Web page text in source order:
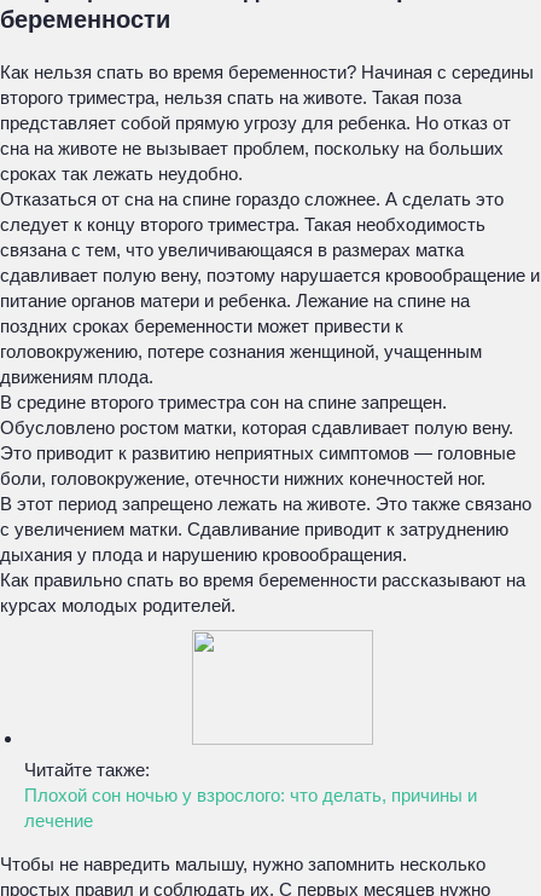
беременности
Как нельзя спать во время беременности? Начиная с середины
второго триместра, нельзя спать на животе. Такая поза
представляет собой прямую угрозу для ребенка. Но отказ от
сна на животе не вызывает проблем, поскольку на больших
сроках так лежать неудобно.
Отказаться от сна на спине гораздо сложнее. А сделать это
следует к концу второго триместра. Такая необходимость
связана с тем, что увеличивающаяся в размерах матка
сдавливает полую вену, поэтому нарушается кровообращение и
питание органов матери и ребенка. Лежание на спине на
поздних сроках беременности может привести к
головокружению, потере сознания женщиной, учащенным
движениям плода.
В средине второго триместра сон на спине запрещен.
Обусловлено ростом матки, которая сдавливает полую вену.
Это приводит к развитию неприятных симптомов — головные
боли, головокружение, отечности нижних конечностей ног.
В этот период запрещено лежать на животе. Это также связано
с увеличением матки. Сдавливание приводит к затруднению
дыхания у плода и нарушению кровообращения.
Как правильно спать во время беременности рассказывают на
курсах молодых родителей.
Читайте также:
Плохой сон ночью у взрослого: что делать, причины и
лечение
Чтобы не навредить малышу, нужно запомнить несколько
простых правил и соблюдать их. С первых месяцев нужно